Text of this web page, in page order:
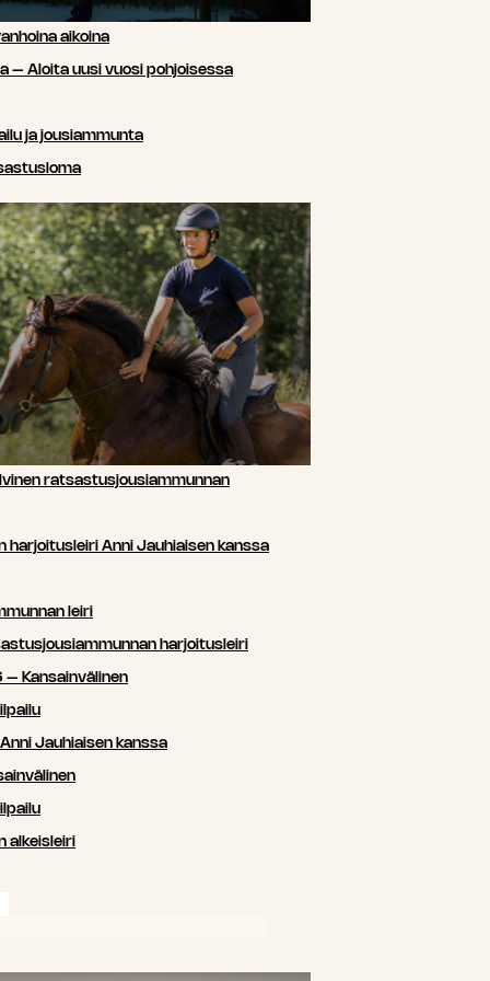
aikoina
– Aloita uusi vuosi pohjoisessa
ja jousiammunta
ratsastusjousiammunnan
harjoitusleiri Anni Jauhiaisen kanssa
leiri
harjoitusleiri
Kansainvälinen
Jauhiaisen kanssa
alkeisleiri